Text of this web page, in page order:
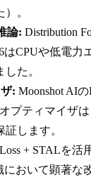
。
論: Distribution
CPUや低電力
た。
: Moonshot AI
プティマイザ
します。
+ STALを活
おいて顕著な